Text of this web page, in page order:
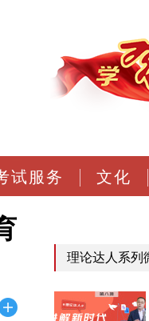
试服务 文化
理论达人系列